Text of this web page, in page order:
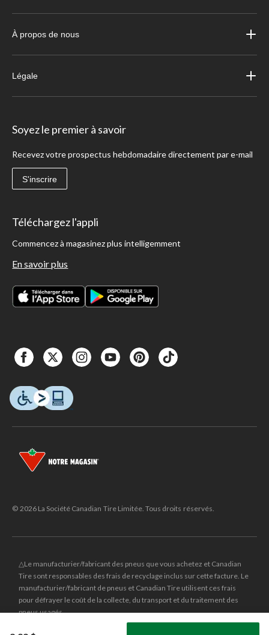
À propos de nous
Légale
Soyez le premier à savoir
Recevez votre prospectus hebdomadaire directement par e-mail
S'inscrire
Téléchargez l'appli
Commencez à magasinez plus intelligemment
En savoir plus
© 2026 La Société Canadian Tire Limitée. Tous droits réservés.
△Le manufacturier/fabricant des pneus que vous achetez et Canadian
Tire sont responsables des frais de recyclage inclus sur cette facture. Le
manufacturier/fabricant de pneus et Canadian Tire utilisent ces frais
pour défrayer le coût de la collecte, du transport et du traitement des
pneus usagés.